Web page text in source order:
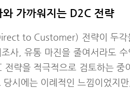
와 가까워지는 D2C 전략
to Customer) 전략이 두각
사, 유통 마진을 줄여서라도
전략을 적극적으로 검토하는 중
당시에는 이례적인 느낌이었지